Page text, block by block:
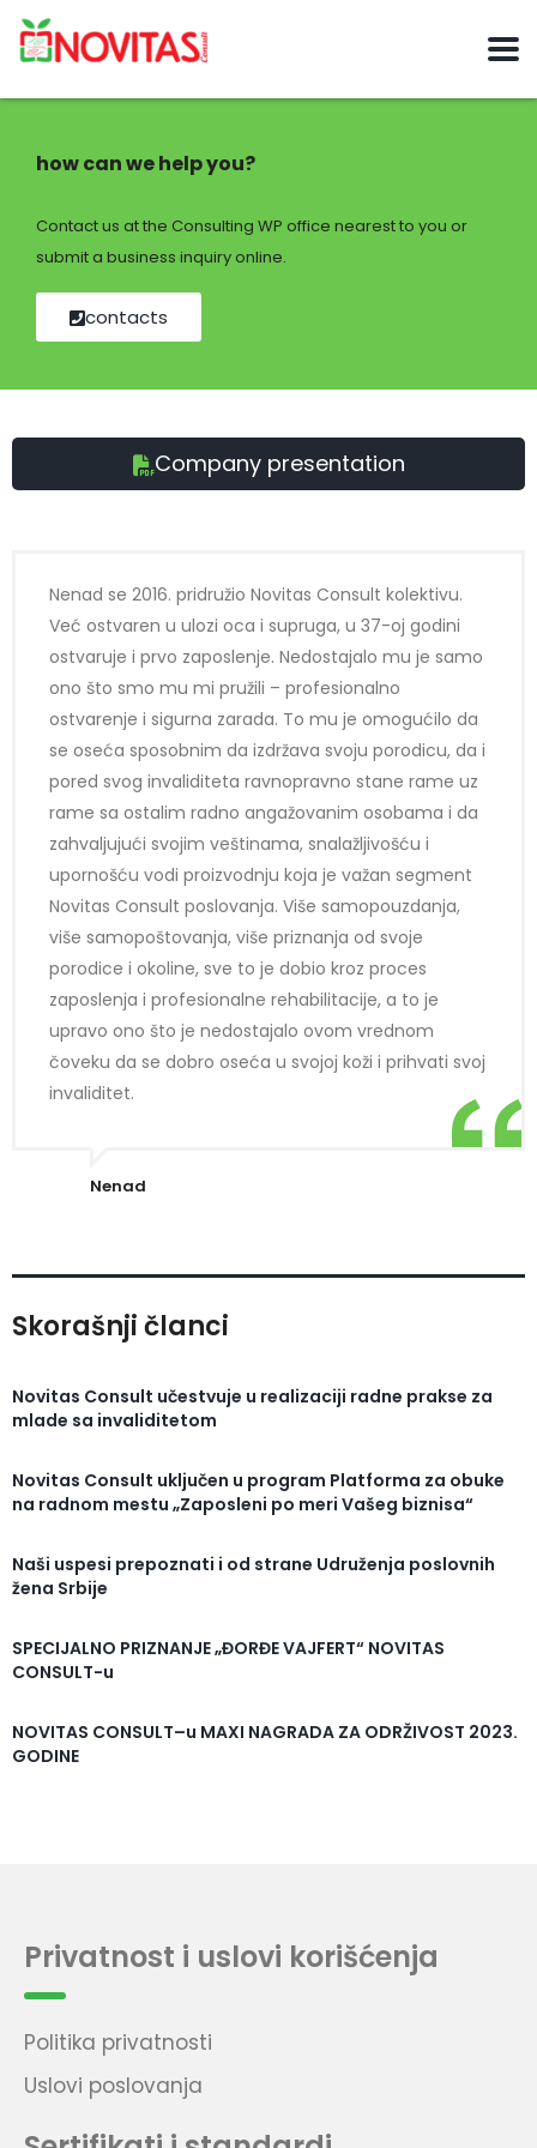
how can we help you?
Contact us at the Consulting WP office nearest to you or
submit a business inquiry online.
contacts
Company presentation
Nenad se 2016. pridružio Novitas Consult kolektivu.
Već ostvaren u ulozi oca i supruga, u 37-oj godini
ostvaruje i prvo zaposlenje. Nedostajalo mu je samo
ono što smo mu mi pružili – profesionalno
ostvarenje i sigurna zarada. To mu je omogućilo da
se oseća sposobnim da izdržava svoju porodicu, da i
pored svog invaliditeta ravnopravno stane rame uz
rame sa ostalim radno angažovanim osobama i da
zahvaljujući svojim veštinama, snalažljivošću i
upornošću vodi proizvodnju koja je važan segment
Novitas Consult poslovanja. Više samopouzdanja,
više samopoštovanja, više priznanja od svoje
porodice i okoline, sve to je dobio kroz proces
zaposlenja i profesionalne rehabilitacije, a to je
upravo ono što je nedostajalo ovom vrednom
čoveku da se dobro oseća u svojoj koži i prihvati svoj
invaliditet.
Nenad
Skorašnji članci
Novitas Consult učestvuje u realizaciji radne prakse za
mlade sa invaliditetom
Novitas Consult uključen u program Platforma za obuke
na radnom mestu „Zaposleni po meri Vašeg biznisa“
Naši uspesi prepoznati i od strane Udruženja poslovnih
žena Srbije
SPECIJALNO PRIZNANJE „ĐORĐE VAJFERT“ NOVITAS
CONSULT-u
NOVITAS CONSULT–u MAXI NAGRADA ZA ODRŽIVOST 2023.
GODINE
Privatnost i uslovi korišćenja
Politika privatnosti
Uslovi poslovanja